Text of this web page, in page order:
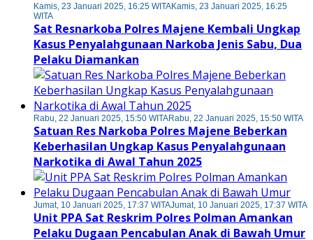
Kamis, 23 Januari 2025, 16:25 WITAKamis, 23 Januari 2025, 16:25
WITA
Sat Resnarkoba Polres Majene Kembali Ungkap
Kasus Penyalahgunaan Narkoba Jenis Sabu, Dua
Pelaku Diamankan
Rabu, 22 Januari 2025, 15:50 WITARabu, 22 Januari 2025, 15:50 WITA
Satuan Res Narkoba Polres Majene Beberkan
Keberhasilan Ungkap Kasus Penyalahgunaan
Narkotika di Awal Tahun 2025
Jumat, 10 Januari 2025, 17:37 WITAJumat, 10 Januari 2025, 17:37 WITA
Unit PPA Sat Reskrim Polres Polman Amankan
Pelaku Dugaan Pencabulan Anak di Bawah Umur